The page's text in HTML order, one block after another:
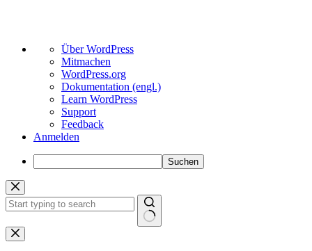
Über
WordPress
Über WordPress
Mitmachen
WordPress.org
Dokumentation (engl.)
Learn WordPress
Support
Feedback
Anmelden
Suchen
Zum
Inhalt
springen
Keine
Ergebnisse